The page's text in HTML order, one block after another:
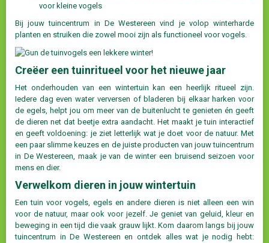
voor kleine vogels
Bij jouw tuincentrum in De Westereen vind je volop winterharde
planten en struiken die zowel mooi zijn als functioneel voor vogels.
Creëer een tuinritueel voor het nieuwe jaar
Het onderhouden van een wintertuin kan een heerlijk ritueel zijn.
Iedere dag even water verversen of bladeren bij elkaar harken voor
de egels, helpt jou om meer van de buitenlucht te genieten én geeft
de dieren net dat beetje extra aandacht. Het maakt je tuin interactief
en geeft voldoening: je ziet letterlijk wat je doet voor de natuur. Met
een paar slimme keuzes en de juiste producten van jouw tuincentrum
in De Westereen, maak je van de winter een bruisend seizoen voor
mens en dier.
Verwelkom dieren in jouw wintertuin
Een tuin voor vogels, egels en andere dieren is niet alleen een win
voor de natuur, maar ook voor jezelf. Je geniet van geluid, kleur en
beweging in een tijd die vaak grauw lijkt. Kom daarom langs bij jouw
tuincentrum in De Westereen en ontdek alles wat je nodig hebt: